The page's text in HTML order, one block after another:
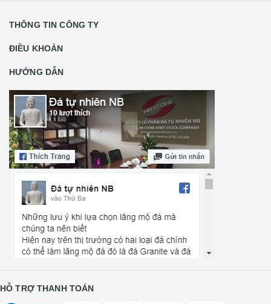
THÔNG TIN CÔNG TY
ĐIỀU KHOẢN
HƯỚNG DẪN
HỖ TRỢ THANH TOÁN